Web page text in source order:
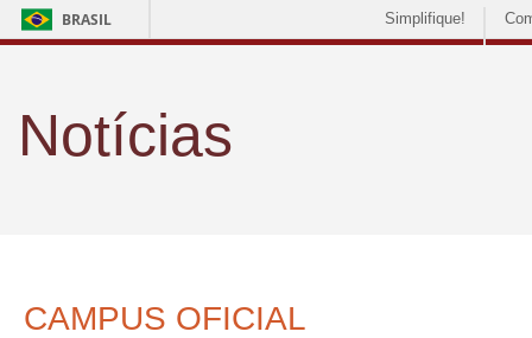
BRASIL Simplifique!
Notícias
CAMPUS OFICIAL